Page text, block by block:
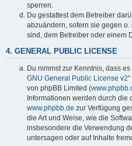
sperren.
Du gestattest dem Betreiber
abzuändern, sofern sie gegen
sind, dem Betreiber oder einem
4. GENERAL PUBLIC LICENSE
Du nimmst zur Kenntnis, dass
GNU General Public License v2
von phpBB Limited (
Informationen werden durch
www.phpbb.de zur Verfügung
die Art und Weise, wie die
insbesondere die Verwendung
untersagen oder auf Inhalte